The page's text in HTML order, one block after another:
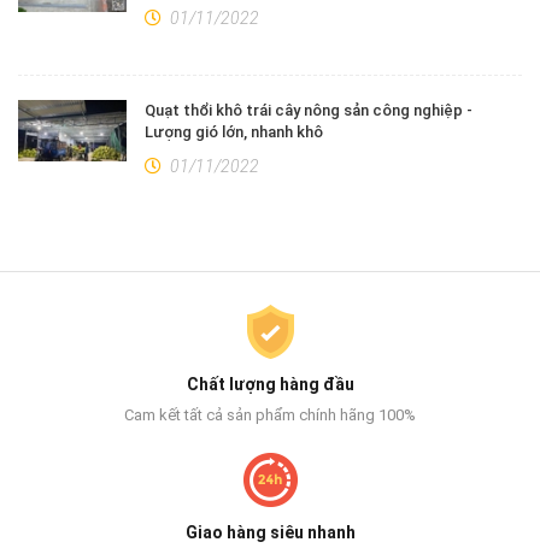
01/11/2022
Quạt thổi khô trái cây nông sản công nghiệp -
Lượng gió lớn, nhanh khô
01/11/2022
Chất lượng hàng đầu
Cam kết tất cả sản phẩm chính hãng 100%
Giao hàng siêu nhanh